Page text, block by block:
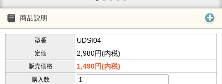
商品説明
型番 UDSI04
定価 2,980円(内税)
販売価格 1,490円(内税)
購入数